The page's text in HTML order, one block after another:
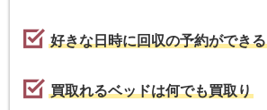
好きな日時に回収の予約ができる
買取れるベッドは何でも買取り